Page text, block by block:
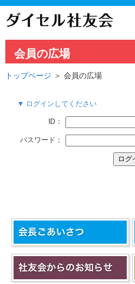
会員の広場
トップページ ＞ 会員の広場
▼ ログインしてください
ID：
パスワード：